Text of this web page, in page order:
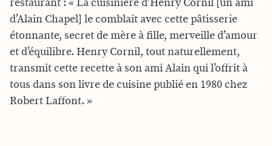
restaurant : « La cuisinière d’Henry Cornil [un ami
d’Alain Chapel] le comblait avec cette pâtisserie
étonnante, secret de mère à fille, merveille d’amour
et d’équilibre. Henry Cornil, tout naturellement,
transmit cette recette à son ami Alain qui l’offrit à
tous dans son livre de cuisine publié en 1980 chez
Robert Laffont. »